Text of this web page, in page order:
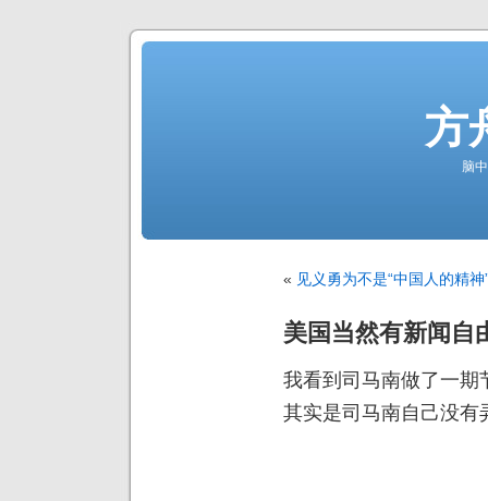
方
脑
« 见义勇为不是“中国人的精神
美国当然有新闻自
我看到司马南做了一期
其实是司马南自己没有